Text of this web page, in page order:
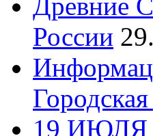
России
19